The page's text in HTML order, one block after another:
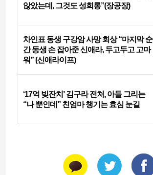
않았는데, 그것도 성희롱”(장공장)
차인표 동생 구강암 사망 회상 “마지막 순
간 동생 손 잡아준 신애라, 두고두고 고마
워” (신애라이프)
‘17억 빚잔치’ 김구라 전처, 아들 그리는
“나 뿐인데” 친엄마 챙기는 효심 눈길